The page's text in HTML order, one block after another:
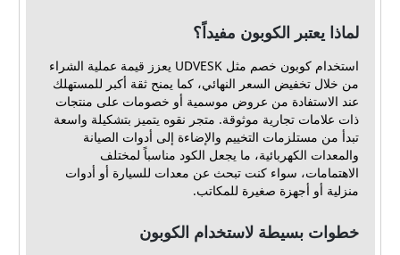
لماذا يعتبر الكوبون مفيداً؟
استخدام كوبون خصم مثل UDVESK يعزز قيمة عملية الشراء
من خلال تخفيض السعر النهائي، كما يمنح ثقة أكبر للمستهلك
عند الاستفادة من عروض موسمية أو خصومات على منتجات
ذات علامات تجارية موثوقة. متجر نقوه يتميز بتشكيلة واسعة
تبدأ من مستلزمات التخييم والإضاءة إلى أدوات الصيانة
والمعدات الكهربائية، ما يجعل الكود مناسباً لمختلف
الاهتمامات، سواء كنت تبحث عن معدات للسيارة أو أدوات
منزلية أو أجهزة صغيرة للمكاتب.
خطوات بسيطة لاستخدام الكوبون